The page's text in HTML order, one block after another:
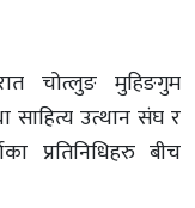
चोत्लुङ मुहिङगुम
साहित्य उत्थान संघ र
प्रतिनिधिहरु बीच